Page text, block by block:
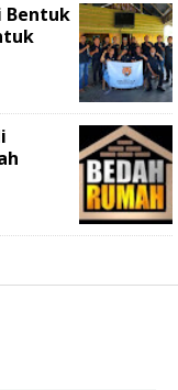
Bentuk